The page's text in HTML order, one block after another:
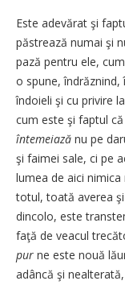
Este adevărat şi
păstrează numai şi
pază pentru ele,
o spune, îndrăznind,
îndoieli şi cu privire
cum este şi faptul
întemeiază nu pe
şi faimei sale, ci pe
lumea de aici nimica
totul, toată averea
dincolo, este
faţă de veacul
pur ne este nouă
adâncă şi